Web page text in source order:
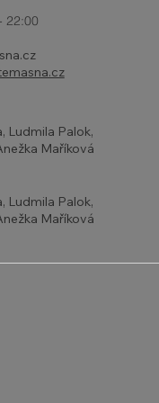
22:00
Ludmila Palok,
Maříková
Ludmila Palok,
Maříková